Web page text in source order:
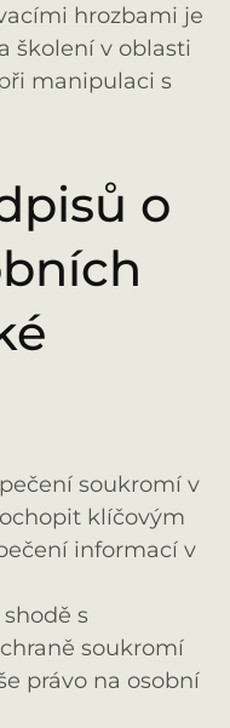
hrozbami je
školení v oblasti
manipulaci s
o
soukromí v
klíčovým
informací v
s
soukromí
právo na osobní